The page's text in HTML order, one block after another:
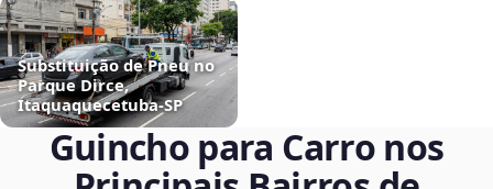
Substituição de Pneu no
Parque Dirce,
Itaquaquecetuba‑SP
Guincho para Carro nos